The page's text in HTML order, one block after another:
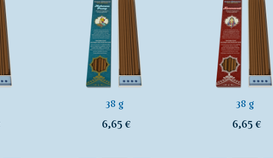
38 g
6,65 €
38 g
6,65 €